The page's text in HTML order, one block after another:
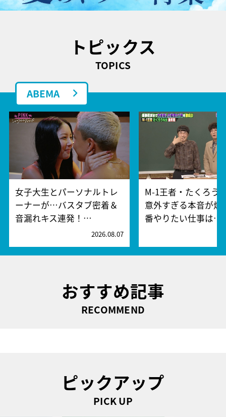
トピックス
TOPICS
ABEMA
女子大生とパーソナルトレ
ーナーが…バスタブ密着＆
音漏れキス連発！…
2026.08.07
M-1王者・たくろう
意外すぎる本音が爆
番やりたい仕事は…
おすすめ記事
RECOMMEND
ピックアップ
PICK UP